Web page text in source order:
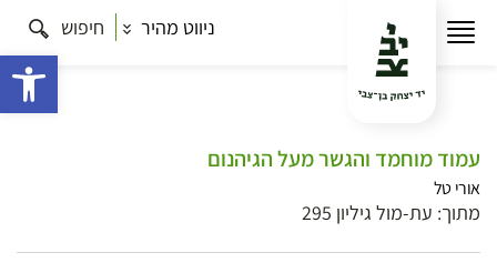
ניווט מהיר חיפוש
עמוד מוחמד והגשר מעל הגיהנום
אורי טל
מתוך: עת-מול גיליון 295